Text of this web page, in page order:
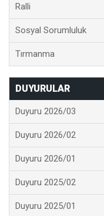
Ralli
Sosyal Sorumluluk
Tırmanma
DUYURULAR
Duyuru 2026/03
Duyuru 2026/02
Duyuru 2026/01
Duyuru 2025/02
Duyuru 2025/01